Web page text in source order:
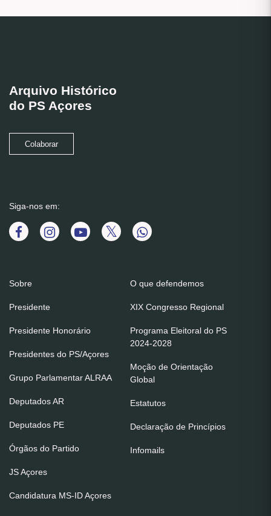
Arquivo Histórico
do PS Açores
Colaborar
Siga-nos em:
Sobre
Presidente
Presidente Honorário
Presidentes do PS/Açores
Grupo Parlamentar ALRAA
Deputados AR
Deputados PE
Órgãos do Partido
JS Açores
Candidatura MS-ID Açores
O que defendemos
XIX Congresso Regional
Programa Eleitoral do PS
2024-2028
Moção de Orientação
Global
Estatutos
Declaração de Princípios
Infomails